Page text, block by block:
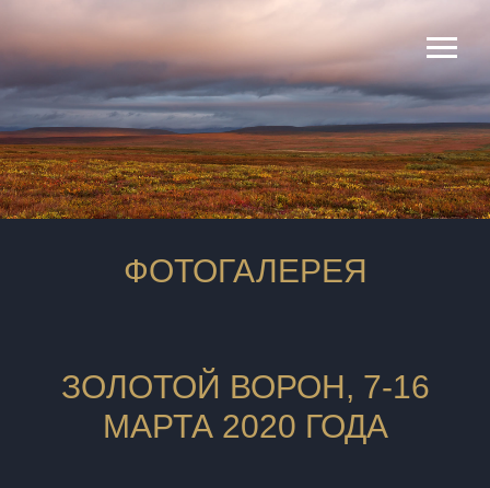
ФОТОГАЛЕРЕЯ
ЗОЛОТОЙ ВОРОН, 7-16
МАРТА 2020 ГОДА